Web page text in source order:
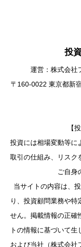
投
運営：株式会社
〒160-0022 東京都新
【
投資には相場変動等に
取引の仕組み、リスク
ご自身
当サイトの内容は、
り、投資顧問業務や特
せん。掲載情報の正確
トの情報に基づいて
および当社（株式会社